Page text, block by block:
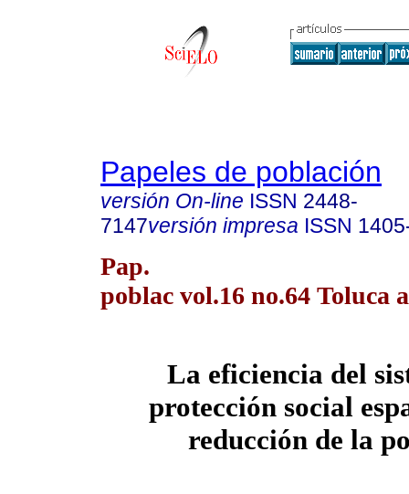
Papeles de población
versión On-line ISSN 2448-
7147versión impresa ISSN
Pap.
poblac vol.16 no.64 Toluca
La eficiencia del
protección social
reducción de la